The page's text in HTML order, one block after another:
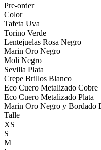
Pre-order
Color
Tafeta Uva
Torino Verde
Lentejuelas Rosa Negro
Marin Oro Negro
Moli Negro
Sevilla Plata
Crepe Brillos Blanco
Eco Cuero Metalizado Cobre
Eco Cuero Metalizado Plata
Marin Oro Negro y Bordado
Talle
XS
S
M